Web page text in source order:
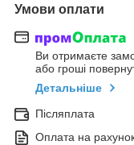
Умови оплати
Ви отримаєте
або гроші
Детальніше
Післяплата
Оплата на